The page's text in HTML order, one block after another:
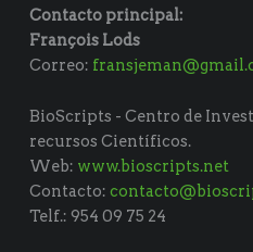
Contacto principal:
François Lods
Correo:
BioScripts - Centro de
recursos Científicos.
Web: www.bioscripts.net
Contacto:
Telf.: 954 09 75 24